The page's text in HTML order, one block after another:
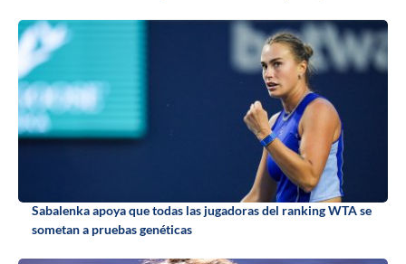
Sabalenka apoya que todas las jugadoras del ranking WTA se
sometan a pruebas genéticas